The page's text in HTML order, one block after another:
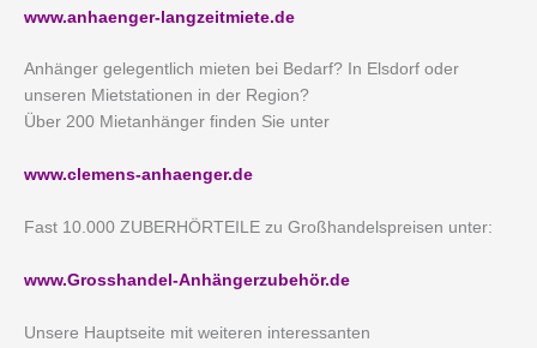
www.anhaenger-langzeitmiete.de
Anhänger gelegentlich mieten bei Bedarf? In Elsdorf oder
unseren Mietstationen in der Region?
Über 200 Mietanhänger finden Sie unter
www.clemens-anhaenger.de
Fast 10.000 ZUBERHÖRTEILE zu Großhandelspreisen unter:
www.Grosshandel-Anhängerzubehör.de
Unsere Hauptseite mit weiteren interessanten